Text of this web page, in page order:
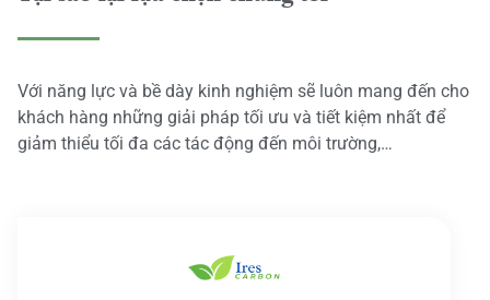
Với năng lực và bề dày kinh nghiệm sẽ luôn mang đến cho
khách hàng những giải pháp tối ưu và tiết kiệm nhất để
giảm thiểu tối đa các tác động đến môi trường,…